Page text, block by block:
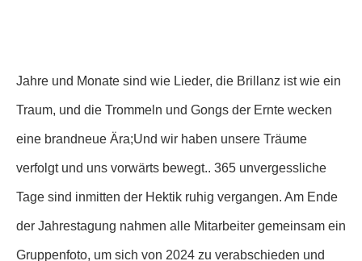
auch bei den technischen Mitarbeitern für ihre starken
Bemühungen über die Jahre hinweg.Durch die
gemeinsamen Anstrengungen aller wurden die Produkte
des Unternehmens erfolgreich geliefert und in Produktion
gebracht.!